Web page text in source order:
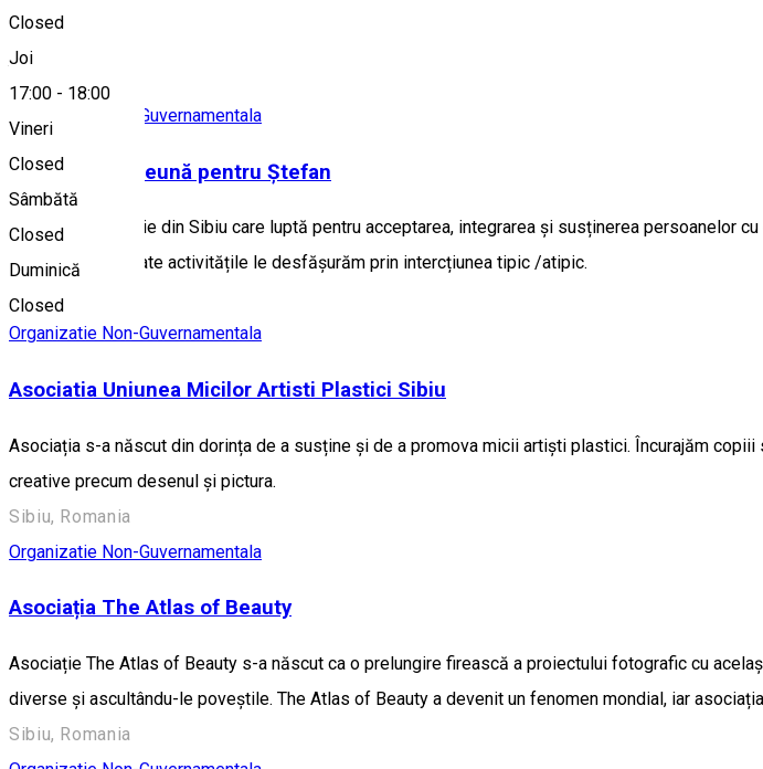
Closed
Joi
17:00 - 18:00
Vineri
Closed
Sâmbătă
Closed
Duminică
Closed
Alte sugestii
Organizatie Non-Guvernamentala
Asociația Împreună pentru Ștefan
Suntem o asociație din Sibiu care luptă pentru acceptarea, integrarea și susținerea
cu societatea. Toate activitățile le desfășurăm prin intercțiunea tipic /atipic.
1eveniment
Organizatie Non-Guvernamentala
Asociatia Uniunea Micilor Artisti Plastici Sibiu
Asociația s-a născut din dorința de a susține și de a promova micii artiști plastici. Încurajăm
creative precum desenul și pictura.
Sibiu, Romania
Organizatie Non-Guvernamentala
Asociația The Atlas of Beauty
Asociație The Atlas of Beauty s-a născut ca o prelungire firească a proiectului fotografic cu
diverse și ascultându-le poveștile. The Atlas of Beauty a devenit un fenomen mondial, iar
Sibiu, Romania